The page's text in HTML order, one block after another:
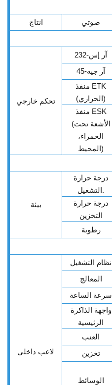
انتاج صوتي
تحكم خارجي
آر إس-232
آر جيه-45
منفذ ETK
(الحراري)
منفذ ESK
(الأشعة تحت
الحمراء،
المحيط)
بيئة
درجة حرارة
التشغيل.
درجة حرارة
التخزين
رطوبة
لاعب داخلي
نظام التشغيل
المعالج
سرعة الساعة
واجهة الذاكرة
الرئيسية
العنب
تخزين
الوسائط